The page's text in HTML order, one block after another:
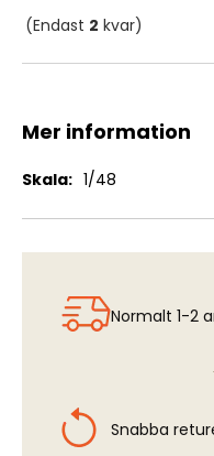
(Endast 2 kvar)
Mer information
Mer
1/48
Normalt 1-2
Snabba